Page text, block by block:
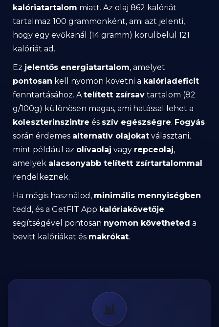
kalóriatartalom miatt. Az olaj 862 kalóriát
tartalmaz 100 grammonként, ami azt jelenti,
hogy egy evőkanál (14 gramm) körülbelül 121
kalóriát ad.
Ez jelentős energiatartalom, amelyet
pontosan kell nyomon követni a kalóriadeficit
fenntartásához. A telített zsírsav tartalom (82
g/100g) különösen magas, ami hatással lehet a
koleszterinszintre és szív egészségre. Fogyás
során érdemes alternatív olajokat választani,
mint például az olívaolaj vagy repceolaj,
amelyek alacsonyabb telített zsírtartalommal
rendelkeznek.
Ha mégis használod, minimális mennyiségben
tedd, és a GetFIT App kalóriakövetője
segítségével pontosan nyomon követheted a
bevitt kalóriákat és makrókat.
📊